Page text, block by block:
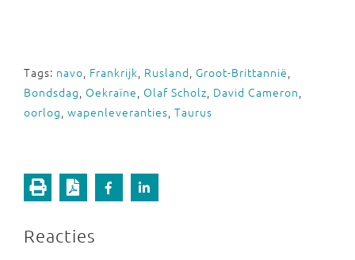
Tags: navo, Frankrijk, Rusland, Groot-Brittannië,
Bondsdag, Oekraïne, Olaf Scholz, David Cameron,
oorlog, wapenleveranties, Taurus
Reacties